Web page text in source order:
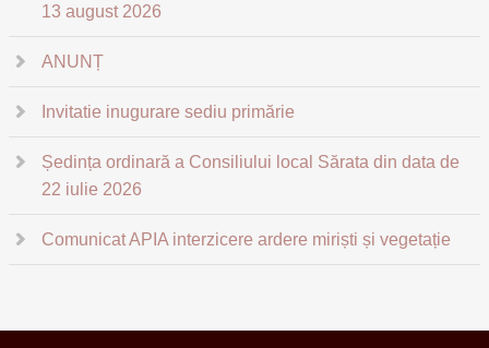
13 august 2026
ANUNȚ
Invitatie inugurare sediu primărie
Ședința ordinară a Consiliului local Sărata din data de
22 iulie 2026
Comunicat APIA interzicere ardere miriști și vegetație